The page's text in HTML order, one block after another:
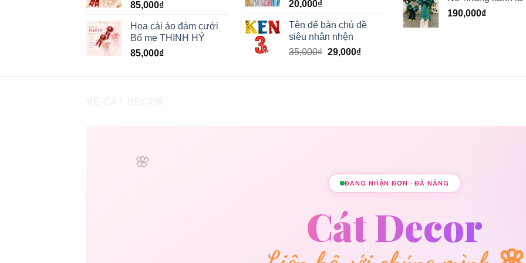
85,000₫
Hoa cài áo đám cưới
Bố mẹ THỊNH HỶ
85,000₫
20,000₫
Tên để bàn chủ đề
siêu nhân nhện
35,000₫ Giá
29,000₫Giá
190,000₫
🌸
ĐANG NHẬN ĐƠN · ĐÀ NẴNG
Cát Decor